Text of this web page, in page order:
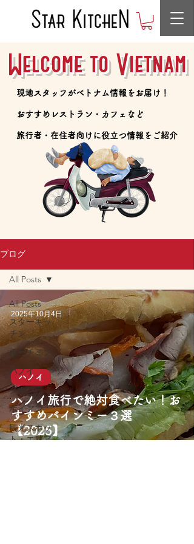
Welcome to Vietnam
​現地スタッフがベトナム情報をお届け！
​おすすめレストラン・カフェなど
​旅行者・在住者向けに役立つ情報をご紹介
ブログ
All Posts
スターキッ
チン
ホーチミン
ハノイ
ダナン
ホイアン
観光スポッ
ト・エリア
All Posts
ハノイ旅行で絶対食べたい！お
すすめバインミー３選
【2025】
ハノイ
2025年10月4日